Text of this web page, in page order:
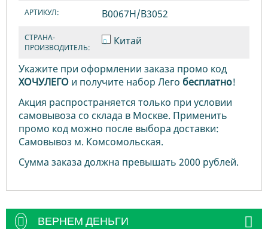
АРТИКУЛ: B0067H/B3052
СТРАНА-
ПРОИЗВОДИТЕЛЬ:
Китай
Укажите при оформлении заказа промо код
ХОЧУЛЕГО и получите набор Лего бесплатно!
Акция распространяется только при условии
самовывоза со склада в Москве. Применить
промо код можно после выбора доставки:
Самовывоз м. Комсомольская.
Сумма заказа должна превышать 2000 рублей.
ВЕРНЕМ ДЕНЬГИ